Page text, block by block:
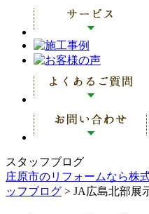
スタッフブログ
庄原市のリフォームなら株
ッフブログ > JA広島北部展